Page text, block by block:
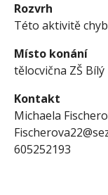
Rozvrh
Této aktivitě
Místo konání
tělocvična ZŠ
Kontakt
Michaela
605252193